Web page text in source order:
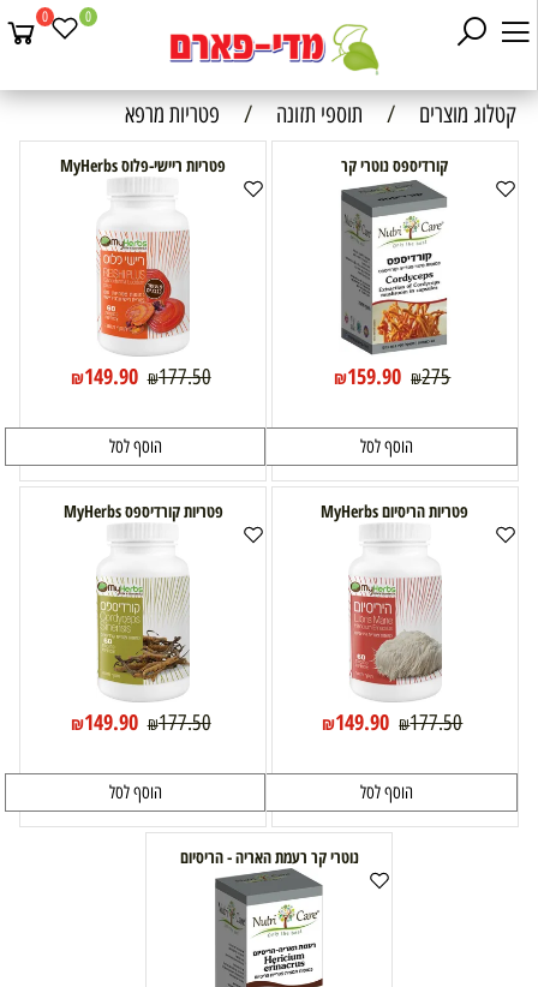
0 0
קטלוג מוצרים / תוספי תזונה / פטריות מרפא
קורדיספס נוטרי קר
₪275
₪159.90
הוסף לסל
פטריות ריישי-פלוס MyHerbs
₪177.50
₪149.90
הוסף לסל
פטריות הריסיום MyHerbs
₪177.50
₪149.90
הוסף לסל
פטריות קורדיספס MyHerbs
₪177.50
₪149.90
הוסף לסל
נוטרי קר רעמת האריה - הריסיום